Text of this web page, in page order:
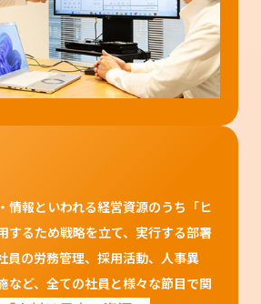
情報といわれる経営資源のうち「ヒ
するため戦略を立て、実行する部署
員の労務管理、採用活動、人事異
など、全ての社員と様々な節目で関